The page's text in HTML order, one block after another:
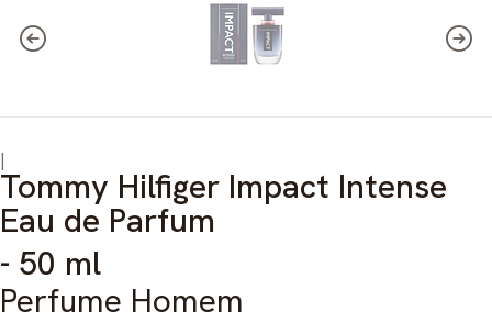
|
Tommy Hilfiger Impact Intense
Eau de Parfum
- 50 ml
Perfume Homem